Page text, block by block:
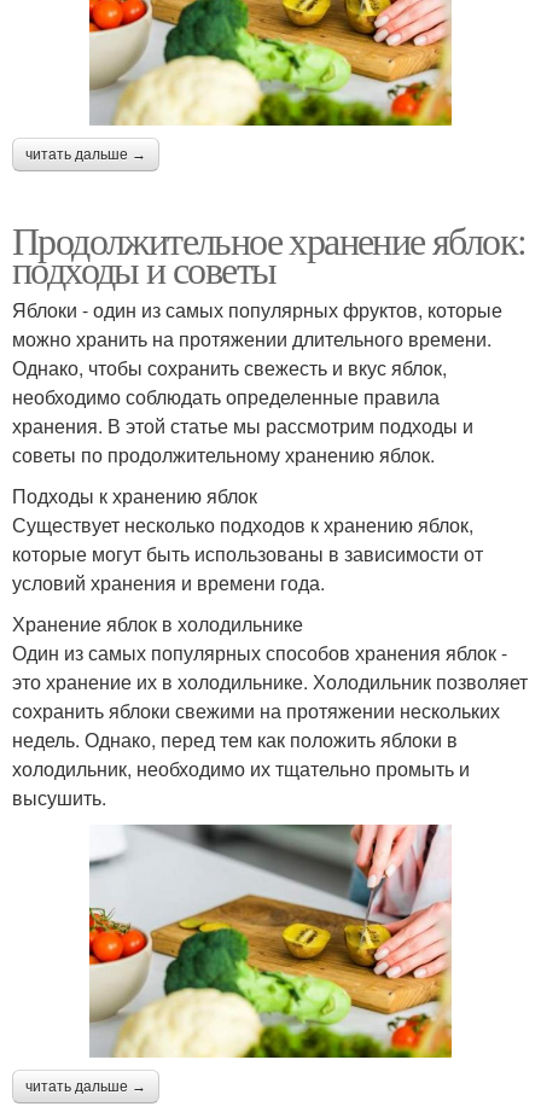
читать дальше →
Продолжительное хранение яблок:
подходы и советы
Яблоки - один из самых популярных фруктов, которые
можно хранить на протяжении длительного времени.
Однако, чтобы сохранить свежесть и вкус яблок,
необходимо соблюдать определенные правила
хранения. В этой статье мы рассмотрим подходы и
советы по продолжительному хранению яблок.
Подходы к хранению яблок
Существует несколько подходов к хранению яблок,
которые могут быть использованы в зависимости от
условий хранения и времени года.
Хранение яблок в холодильнике
Один из самых популярных способов хранения яблок -
это хранение их в холодильнике. Холодильник позволяет
сохранить яблоки свежими на протяжении нескольких
недель. Однако, перед тем как положить яблоки в
холодильник, необходимо их тщательно промыть и
высушить.
читать дальше →